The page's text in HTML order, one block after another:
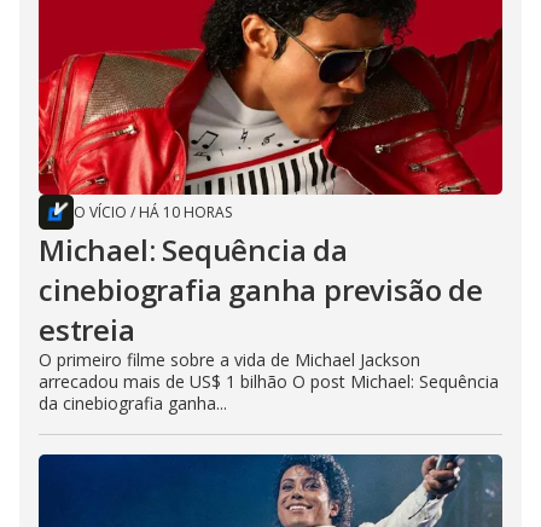
O VÍCIO / HÁ 10 HORAS
Michael: Sequência da
cinebiografia ganha previsão de
estreia
O primeiro filme sobre a vida de Michael Jackson
arrecadou mais de US$ 1 bilhão O post Michael: Sequência
da cinebiografia ganha...